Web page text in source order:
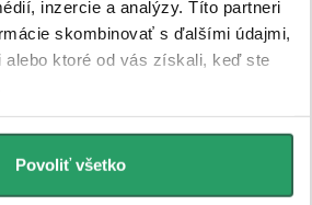
inzercie a analýzy. Títo partneri
skombinovať s ďalšími údajmi,
alebo ktoré od vás získali, keď ste
Povoliť všetko
stabilitu
CERANO sú vybavené
profilmi s výškou 200 cm a
zaisťujúpevné uchytenie skla
. Vďaka
stienje inštalácia rýchla, presná